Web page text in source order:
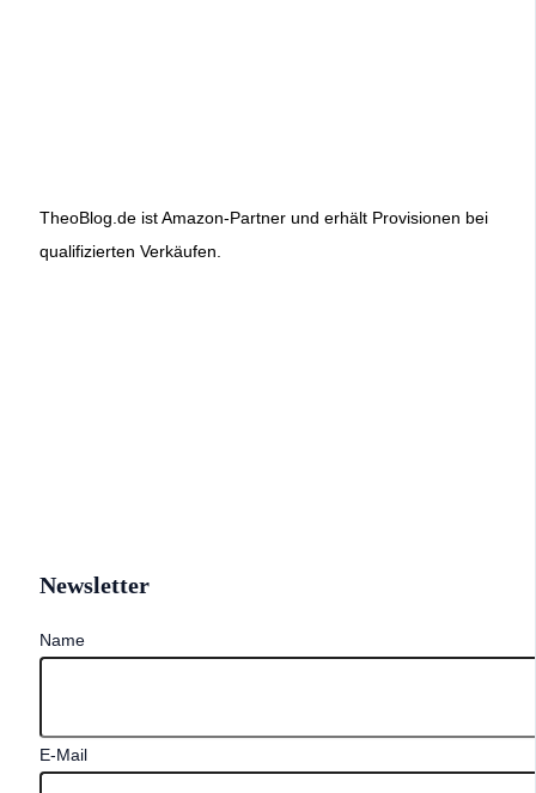
TheoBlog.de ist Amazon-Partner und erhält Provisionen bei
qualifizierten Verkäufen.
Newsletter
Name
E-Mail